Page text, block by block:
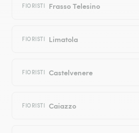
FIORISTI Frasso Telesino
FIORISTI Limatola
FIORISTI Castelvenere
FIORISTI Caiazzo